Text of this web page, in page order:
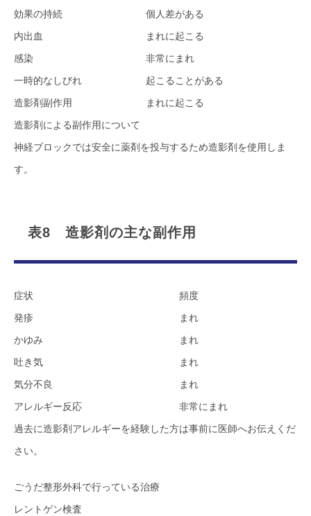
効果の持続
個人差がある
内出血
まれに起こる
感染
非常にまれ
一時的なしびれ
起こることがある
造影剤副作用
まれに起こる
造影剤による副作用について
神経ブロックでは安全に薬剤を投与するため造影剤を使用しま
す。
表8 造影剤の主な副作用
症状
頻度
発疹
まれ
かゆみ
まれ
吐き気
まれ
気分不良
まれ
アレルギー反応
非常にまれ
過去に造影剤アレルギーを経験した方は事前に医師へお伝えくだ
さい。
ごうだ整形外科で行っている治療
レントゲン検査